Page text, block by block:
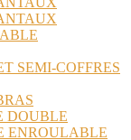
SEMI-COFFRES
DOUBLE
ENROULABLE